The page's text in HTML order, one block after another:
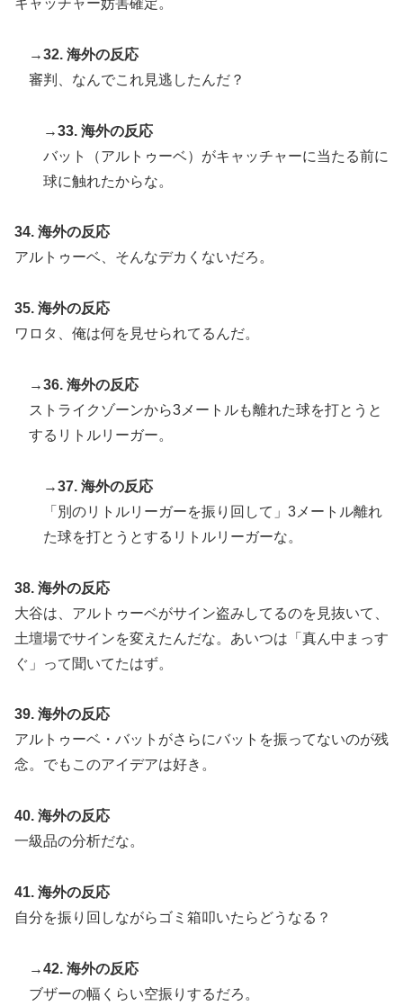
キャッチャー妨害確定。
→32. 海外の反応
審判、なんでこれ見逃したんだ？
→33. 海外の反応
バット（アルトゥーベ）がキャッチャーに当たる前に
球に触れたからな。
34. 海外の反応
アルトゥーベ、そんなデカくないだろ。
35. 海外の反応
ワロタ、俺は何を見せられてるんだ。
→36. 海外の反応
ストライクゾーンから3メートルも離れた球を打とうと
するリトルリーガー。
→37. 海外の反応
「別のリトルリーガーを振り回して」3メートル離れ
た球を打とうとするリトルリーガーな。
38. 海外の反応
大谷は、アルトゥーベがサイン盗みしてるのを見抜いて、
土壇場でサインを変えたんだな。あいつは「真ん中まっす
ぐ」って聞いてたはず。
39. 海外の反応
アルトゥーベ・バットがさらにバットを振ってないのが残
念。でもこのアイデアは好き。
40. 海外の反応
一級品の分析だな。
41. 海外の反応
自分を振り回しながらゴミ箱叩いたらどうなる？
→42. 海外の反応
ブザーの幅くらい空振りするだろ。